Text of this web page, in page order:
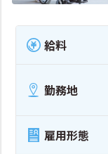
給料
勤務地
雇用形態